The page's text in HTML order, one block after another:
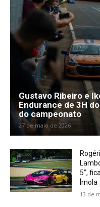
Gustavo Ribeiro e
Endurance de 3H
do campeonato
27 de maio de 2026
5”,
Ímola
13 de